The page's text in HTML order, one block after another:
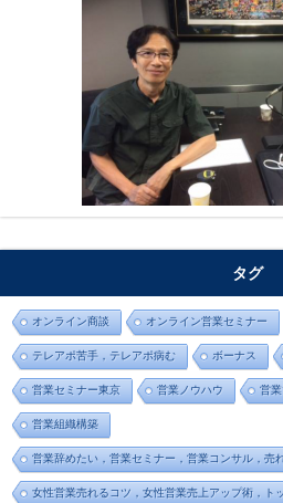
タグ
オンライン商談 オンライン営業セミナー
テレアポ苦手，テレアポ病む ボーナス
営業セミナー東京 営業ノウハウ 営
営業組織構築
営業辞めたい，営業セミナー，営業コンサル，売
女性営業売れるコツ，女性営業売上アップ術，ト